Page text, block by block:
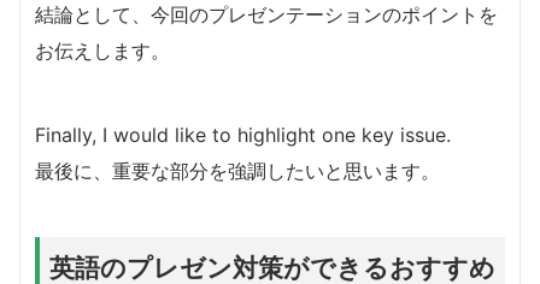
結論として、今回のプレゼンテーションのポイントを
お伝えします。
Finally, I would like to highlight one key issue.
最後に、重要な部分を強調したいと思います。
英語のプレゼン対策ができるおすすめ